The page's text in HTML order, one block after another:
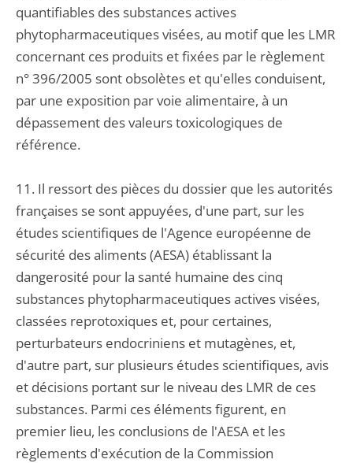
quantifiables des substances actives
phytopharmaceutiques visées, au motif que les LMR
concernant ces produits et fixées par le règlement
n° 396/2005 sont obsolètes et qu'elles conduisent,
par une exposition par voie alimentaire, à un
dépassement des valeurs toxicologiques de
référence.
11. Il ressort des pièces du dossier que les autorités
françaises se sont appuyées, d'une part, sur les
études scientifiques de l'Agence européenne de
sécurité des aliments (AESA) établissant la
dangerosité pour la santé humaine des cinq
substances phytopharmaceutiques actives visées,
classées reprotoxiques et, pour certaines,
perturbateurs endocriniens et mutagènes, et,
d'autre part, sur plusieurs études scientifiques, avis
et décisions portant sur le niveau des LMR de ces
substances. Parmi ces éléments figurent, en
premier lieu, les conclusions de l'AESA et les
règlements d'exécution de la Commission